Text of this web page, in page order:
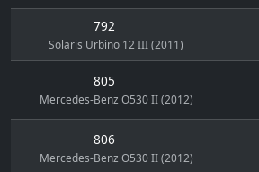
792
Solaris Urbino 12 III (2011)
805
Mercedes-Benz O530 II (2012)
806
Mercedes-Benz O530 II (2012)